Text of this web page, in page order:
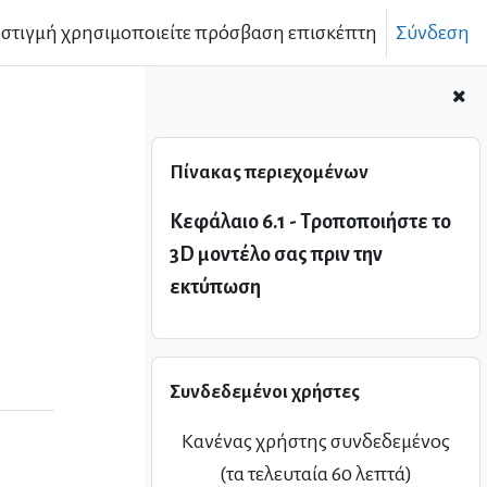
χρησιμοποιείτε πρόσβαση επισκέπτη Σύνδεση
Πίνακας περιεχομένων
Κεφάλαιο 6.1 - Τροποποιήστε το
3D μοντέλο σας πριν την
εκτύπωση
Συνδεδεμένοι χρήστες
Κανένας χρήστης συνδεδεμένος
(τα τελευταία 60 λεπτά)